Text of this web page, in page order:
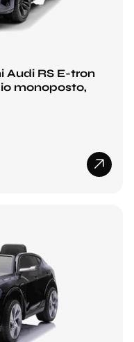
RS E-tron
monoposto,